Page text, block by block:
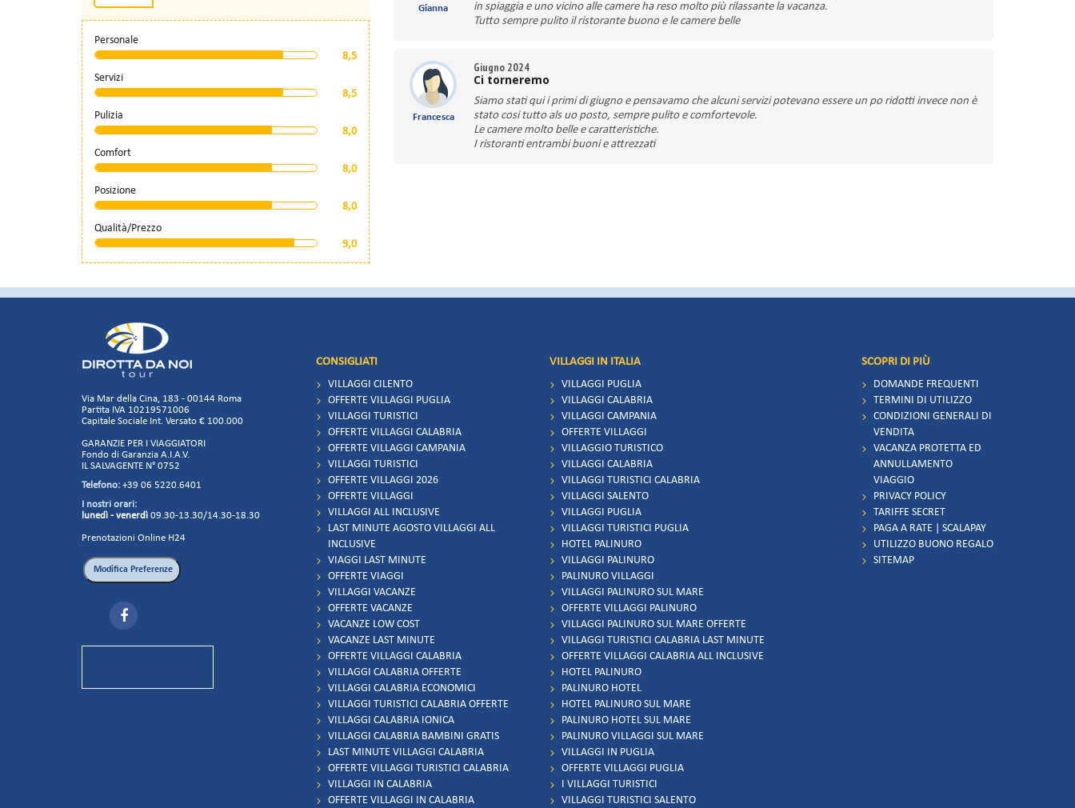
Personale
8,5
Servizi
8,5
Pulizia
8,0
Comfort
8,0
Posizione
8,0
Qualità/Prezzo
9,0
Gianna
in spiaggia e uno vicino alle camere ha reso molto più rilassante la vacanza.
Tutto sempre pulito il ristorante buono e le camere belle
Francesca
Giugno 2024
Ci torneremo
Siamo stati qui i primi di giugno e pensavamo che alcuni servizi potevano essere un po ridotti invece non è
stato cosi tutto als uo posto, sempre pulito e comfortevole.
Le camere molto belle e caratteristiche.
I ristoranti entrambi buoni e attrezzati
Via Mar della Cina, 183 - 00144 Roma
Partita IVA 10219571006
Capitale Sociale Int. Versato € 100.000
GARANZIE PER I VIAGGIATORI
Fondo di Garanzia A.I.A.V.
IL SALVAGENTE N° 0752
Telefono: +39 06 5220.6401
I nostri orari:
lunedì - venerdì 09.30-13.30/14.30-18.30
Prenotazioni Online H24
CONSIGLIATI
VILLAGGI CILENTO
OFFERTE VILLAGGI PUGLIA
VILLAGGI TURISTICI
OFFERTE VILLAGGI CALABRIA
OFFERTE VILLAGGI CAMPANIA
VILLAGGI TURISTICI
OFFERTE VILLAGGI 2026
OFFERTE VILLAGGI
VILLAGGI ALL INCLUSIVE
LAST MINUTE AGOSTO VILLAGGI ALL
INCLUSIVE
VIAGGI LAST MINUTE
OFFERTE VIAGGI
VILLAGGI VACANZE
OFFERTE VACANZE
VACANZE LOW COST
VACANZE LAST MINUTE
OFFERTE VILLAGGI CALABRIA
VILLAGGI CALABRIA OFFERTE
VILLAGGI CALABRIA ECONOMICI
VILLAGGI TURISTICI CALABRIA OFFERTE
VILLAGGI CALABRIA IONICA
VILLAGGI CALABRIA BAMBINI GRATIS
LAST MINUTE VILLAGGI CALABRIA
OFFERTE VILLAGGI TURISTICI CALABRIA
VILLAGGI IN CALABRIA
OFFERTE VILLAGGI IN CALABRIA
VILLAGGI IN ITALIA
VILLAGGI PUGLIA
VILLAGGI CALABRIA
VILLAGGI CAMPANIA
OFFERTE VILLAGGI
VILLAGGIO TURISTICO
VILLAGGI CALABRIA
VILLAGGI TURISTICI CALABRIA
VILLAGGI SALENTO
VILLAGGI PUGLIA
VILLAGGI TURISTICI PUGLIA
HOTEL PALINURO
VILLAGGI PALINURO
PALINURO VILLAGGI
VILLAGGI PALINURO SUL MARE
OFFERTE VILLAGGI PALINURO
VILLAGGI PALINURO SUL MARE OFFERTE
VILLAGGI TURISTICI CALABRIA LAST MINUTE
OFFERTE VILLAGGI CALABRIA ALL INCLUSIVE
HOTEL PALINURO
PALINURO HOTEL
HOTEL PALINURO SUL MARE
PALINURO HOTEL SUL MARE
PALINURO VILLAGGI SUL MARE
VILLAGGI IN PUGLIA
OFFERTE VILLAGGI PUGLIA
I VILLAGGI TURISTICI
VILLAGGI TURISTICI SALENTO
SCOPRI DI PIÙ
DOMANDE FREQUENTI
TERMINI DI UTILIZZO
CONDIZIONI GENERALI DI
VENDITA
VACANZA PROTETTA ED
ANNULLAMENTO
VIAGGIO
PRIVACY POLICY
TARIFFE SECRET
PAGA A RATE | SCALAPAY
UTILIZZO BUONO REGALO
SITEMAP